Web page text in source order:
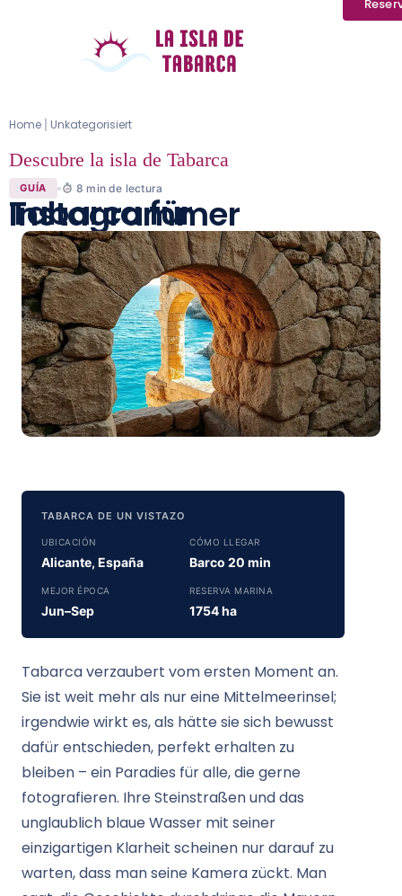
Home Unkategorisiert
Descubre la isla de Tabarca
GUÍA 8 min de lectura
Tabarca für Instagrammer
TABARCA DE UN VISTAZO
UBICACIÓN
Alicante, España
CÓMO LLEGAR
Barco 20 min
MEJOR ÉPOCA
Jun–Sep
RESERVA MARINA
1754 ha
Tabarca verzaubert vom ersten Moment an.
Sie ist weit mehr als nur eine Mittelmeerinsel;
irgendwie wirkt es, als hätte sie sich bewusst
dafür entschieden, perfekt erhalten zu
bleiben – ein Paradies für alle, die gerne
fotografieren. Ihre Steinstraßen und das
unglaublich blaue Wasser mit seiner
einzigartigen Klarheit scheinen nur darauf zu
warten, dass man seine Kamera zückt. Man